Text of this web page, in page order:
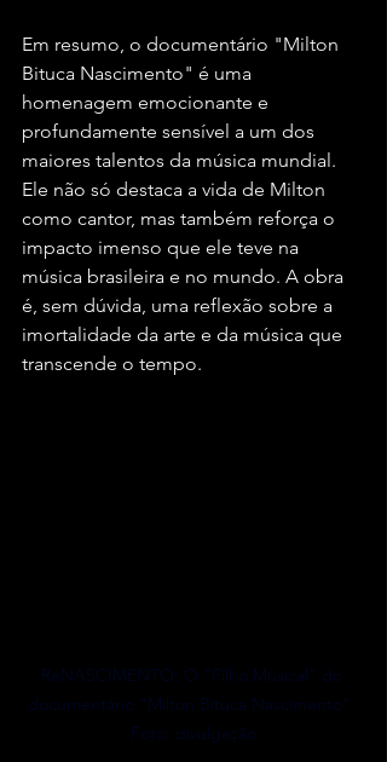
Em resumo, o documentário "Milton
Bituca Nascimento" é uma
homenagem emocionante e
profundamente sensível a um dos
maiores talentos da música mundial.
Ele não só destaca a vida de Milton
como cantor, mas também reforça o
impacto imenso que ele teve na
música brasileira e no mundo. A obra
é, sem dúvida, uma reflexão sobre a
imortalidade da arte e da música que
transcende o tempo.
ReNASCIMENTO: O “Filho Musical” do
documentário “Milton Bituca Nascimento".
Foto: divulgação